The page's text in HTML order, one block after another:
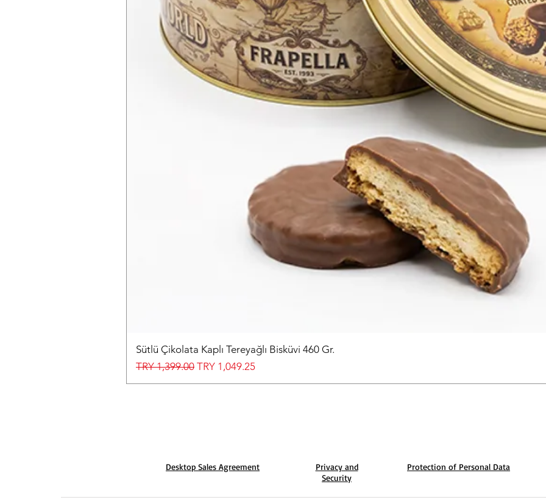
Sütlü Çikolata Kaplı Tereyağlı Bisküvi 460 Gr.
Regular Price
TRY 1,399.00 Sale Price
TRY 1,049.25
Desktop Sales Agreement
Privacy and
Security
Protection of Personal Data